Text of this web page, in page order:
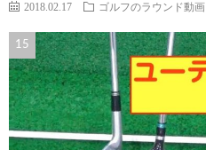
2018.02.17 ゴルフのラウンド動画